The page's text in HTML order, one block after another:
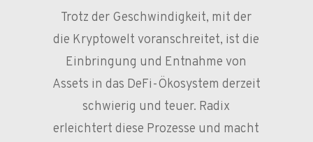
Trotz der Geschwindigkeit, mit der
die Kryptowelt voranschreitet, ist die
Einbringung und Entnahme von
Assets in das DeFi-Ökosystem derzeit
schwierig und teuer. Radix
erleichtert diese Prozesse und macht